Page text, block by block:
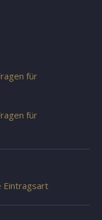
für
für
Eintragsart